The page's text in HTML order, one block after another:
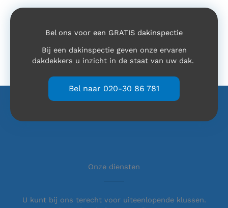
Bel ons voor een GRATIS dakinspectie
Bij een dakinspectie geven onze ervaren
dakdekkers u inzicht in de staat van uw dak.
Bel naar 020-30 86 781
Onze diensten
U kunt bij ons terecht voor uiteenlopende klussen.